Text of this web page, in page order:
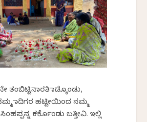
ತಂಬಿಟ್ಟಿನಾರತಿ ಮಾಡ್ಕೊಂಡು,
ಮಾದಿಗರ ಹಟ್ಟೀಯಿಂದ ನಮ್ಮ
ಕರ್ಕೊಂಡು ಬತ್ತೀವಿ. ಇಲ್ಲಿ